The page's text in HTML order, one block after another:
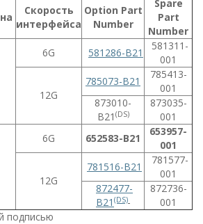
Скорость
интерфейса
Option Part
Number
Spare
Part
Number
6G 581286-B21
581311-
001
12G
785073-B21
785413-
001
873010-
B21 (DS)
873035-
001
6G 652583-B21
653957-
001
12G
781516-B21
781577-
001
872477-
B21 (DS)
872736-
001
подписью